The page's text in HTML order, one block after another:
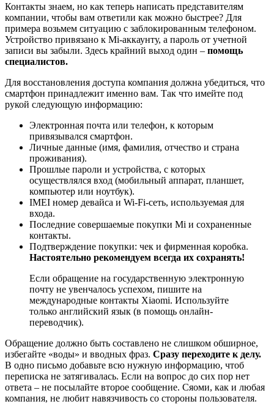
Контакты знаем, но как теперь написать представителям
компании, чтобы вам ответили как можно быстрее? Для
примера возьмем ситуацию с заблокированным телефоном.
Устройство привязано к Mi-аккаунту, а пароль от учетной
записи вы забыли. Здесь крайний выход один – помощь
специалистов.
Для восстановления доступа компания должна убедиться, что
смартфон принадлежит именно вам. Так что имейте под
рукой следующую информацию:
Электронная почта или телефон, к которым
привязывался смартфон.
Личные данные (имя, фамилия, отчество и страна
проживания).
Прошлые пароли и устройства, с которых
осуществлялся вход (мобильный аппарат, планшет,
компьютер или ноутбук).
IMEI номер девайса и Wi-Fi-сеть, используемая для
входа.
Последние совершаемые покупки Mi и сохраненные
контакты.
Подтверждение покупки: чек и фирменная коробка.
Настоятельно рекомендуем всегда их сохранять!
Если обращение на государственную электронную
почту не увенчалось успехом, пишите на
международные контакты Xiaomi. Используйте
только английский язык (в помощь онлайн-
переводчик).
Обращение должно быть составлено не слишком обширное,
избегайте «воды» и вводных фраз. Сразу переходите к делу.
В одно письмо добавьте всю нужную информацию, чтоб
переписка не затягивалась. Если на вопрос до сих пор нет
ответа – не посылайте второе сообщение. Сяоми, как и любая
компания, не любит навязчивость со стороны пользователя.